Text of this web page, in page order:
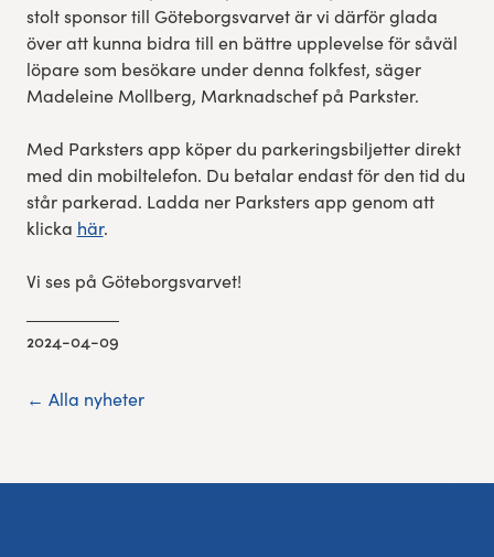
stolt sponsor till Göteborgsvarvet är vi därför glada
över att kunna bidra till en bättre upplevelse för såväl
löpare som besökare under denna folkfest, säger
Madeleine Mollberg, Marknadschef på Parkster.
Med Parksters app köper du parkeringsbiljetter direkt
med din mobiltelefon. Du betalar endast för den tid du
står parkerad. Ladda ner Parksters app genom att
klicka här.
Vi ses på Göteborgsvarvet!
2024-04-09
← Alla nyheter